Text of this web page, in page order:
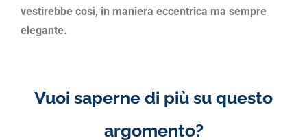
vestirebbe così, in maniera eccentrica ma sempre
elegante.
Vuoi saperne di più su questo
argomento?